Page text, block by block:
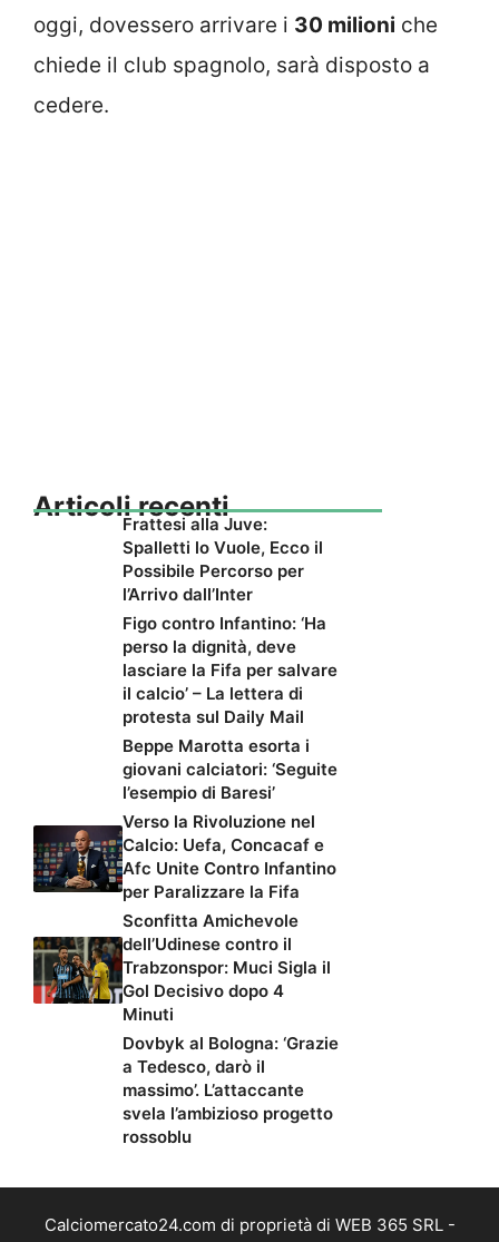
oggi, dovessero arrivare i 30 milioni che
chiede il club spagnolo, sarà disposto a
cedere.
Articoli recenti
Frattesi alla Juve:
Spalletti lo Vuole, Ecco il
Possibile Percorso per
l’Arrivo dall’Inter
Figo contro Infantino: ‘Ha
perso la dignità, deve
lasciare la Fifa per salvare
il calcio’ – La lettera di
protesta sul Daily Mail
Beppe Marotta esorta i
giovani calciatori: ‘Seguite
l’esempio di Baresi’
Verso la Rivoluzione nel
Calcio: Uefa, Concacaf e
Afc Unite Contro Infantino
per Paralizzare la Fifa
Sconfitta Amichevole
dell’Udinese contro il
Trabzonspor: Muci Sigla il
Gol Decisivo dopo 4
Minuti
Dovbyk al Bologna: ‘Grazie
a Tedesco, darò il
massimo’. L’attaccante
svela l’ambizioso progetto
rossoblu
Calciomercato24.com di proprietà di WEB 365 SRL -